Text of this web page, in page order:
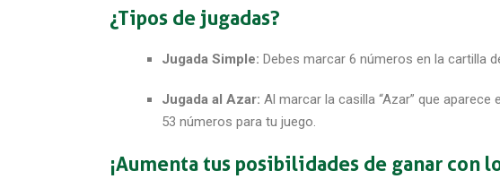
¿Tipos de jugadas?
Jugada Simple: Debes marcar 6 números en la cartilla
Jugada al Azar: Al marcar la casilla “Azar” que
53 números para tu juego.
¡Aumenta tus posibilidades de ganar con